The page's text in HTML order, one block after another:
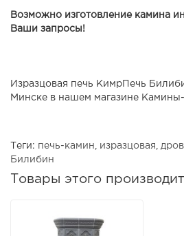
Возможно изготовление камина
Ваши запросы!
Изразцовая печь КимрПечь
Минске в нашем магазине
Теги: печь-камин , изразцовая ,
Билибин
Товары этого